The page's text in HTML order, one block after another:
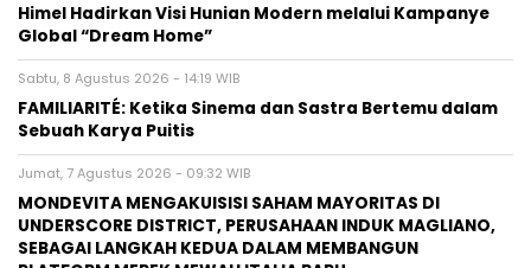
Himel Hadirkan Visi Hunian Modern melalui Kampanye
Global “Dream Home”
Sabtu, 8 Agustus 2026 - 14:19 WIB
FAMILIARITÉ: Ketika Sinema dan Sastra Bertemu dalam
Sebuah Karya Puitis
Jumat, 7 Agustus 2026 - 09:32 WIB
MONDEVITA MENGAKUISISI SAHAM MAYORITAS DI
UNDERSCORE DISTRICT, PERUSAHAAN INDUK MAGLIANO,
SEBAGAI LANGKAH KEDUA DALAM MEMBANGUN